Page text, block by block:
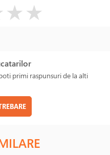
★★
primi raspunsuri de la alti